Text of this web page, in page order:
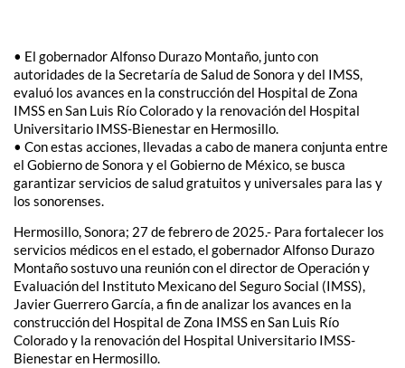
• El gobernador Alfonso Durazo Montaño, junto con
autoridades de la Secretaría de Salud de Sonora y del IMSS,
evaluó los avances en la construcción del Hospital de Zona
IMSS en San Luis Río Colorado y la renovación del Hospital
Universitario IMSS-Bienestar en Hermosillo.
• Con estas acciones, llevadas a cabo de manera conjunta entre
el Gobierno de Sonora y el Gobierno de México, se busca
garantizar servicios de salud gratuitos y universales para las y
los sonorenses.
Hermosillo, Sonora; 27 de febrero de 2025.- Para fortalecer los
servicios médicos en el estado, el gobernador Alfonso Durazo
Montaño sostuvo una reunión con el director de Operación y
Evaluación del Instituto Mexicano del Seguro Social (IMSS),
Javier Guerrero García, a fin de analizar los avances en la
construcción del Hospital de Zona IMSS en San Luis Río
Colorado y la renovación del Hospital Universitario IMSS-
Bienestar en Hermosillo.